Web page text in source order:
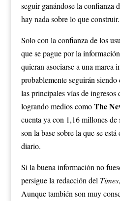
seguir ganándose la confianza
hay nada sobre lo que
Solo con la confianza de los
que se pague por la
quieran asociarse a una marca
probablemente seguirán
las principales vías de ingresos
logrando medios comoThe
cuenta ya con 1,16 millones de
son la base sobre la que se
diario.
Si la buena información no
persigue la redacción del Times
Aunque también son muy